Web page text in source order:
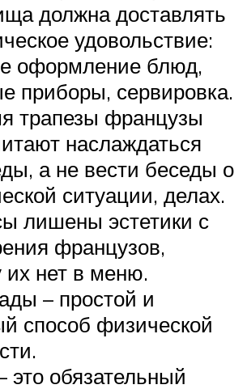
должна доставлять
удовольствие:
оформление блюд,
приборы, сервировка.
трапезы французы
наслаждаться
а не вести беседы о
ситуации, делах.
лишены эстетики с
французов,
их нет в меню.
– простой и
способ физической
это обязательный